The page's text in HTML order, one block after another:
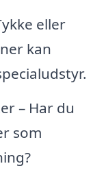
eller
kan
– Har du
som